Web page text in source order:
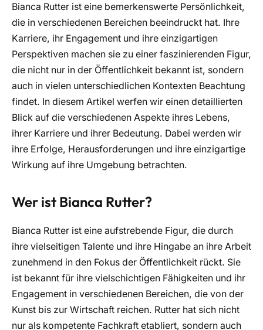
Bianca Rutter ist eine bemerkenswerte Persönlichkeit,
die in verschiedenen Bereichen beeindruckt hat. Ihre
Karriere, ihr Engagement und ihre einzigartigen
Perspektiven machen sie zu einer faszinierenden Figur,
die nicht nur in der Öffentlichkeit bekannt ist, sondern
auch in vielen unterschiedlichen Kontexten Beachtung
findet. In diesem Artikel werfen wir einen detaillierten
Blick auf die verschiedenen Aspekte ihres Lebens,
ihrer Karriere und ihrer Bedeutung. Dabei werden wir
ihre Erfolge, Herausforderungen und ihre einzigartige
Wirkung auf ihre Umgebung betrachten.
Wer ist Bianca Rutter?
Bianca Rutter ist eine aufstrebende Figur, die durch
ihre vielseitigen Talente und ihre Hingabe an ihre Arbeit
zunehmend in den Fokus der Öffentlichkeit rückt. Sie
ist bekannt für ihre vielschichtigen Fähigkeiten und ihr
Engagement in verschiedenen Bereichen, die von der
Kunst bis zur Wirtschaft reichen. Rutter hat sich nicht
nur als kompetente Fachkraft etabliert, sondern auch